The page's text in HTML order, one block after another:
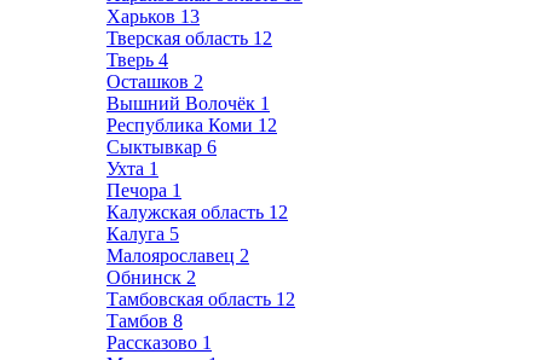
Харьков 13
Тверская область 12
Тверь 4
Осташков 2
Вышний Волочёк 1
Республика Коми 12
Сыктывкар 6
Ухта 1
Печора 1
Калужская область 12
Калуга 5
Малоярославец 2
Обнинск 2
Тамбовская область 12
Тамбов 8
Рассказово 1